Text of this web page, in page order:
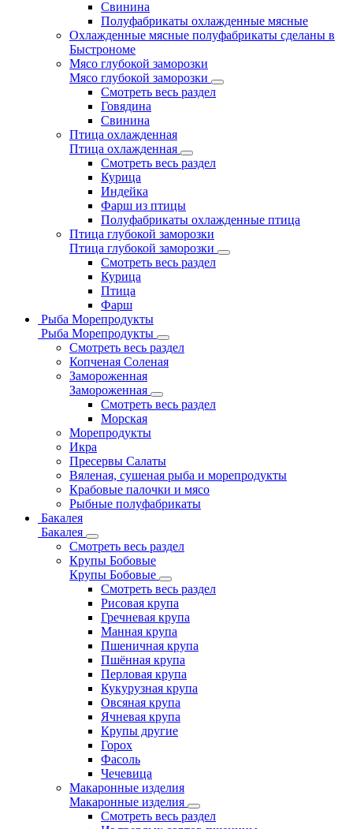
Свинина
Полуфабрикаты охлажденные мясные
Охлажденные мясные полуфабрикаты сделаны в
Быстрономе
Мясо глубокой заморозки
Мясо глубокой заморозки
Смотреть весь раздел
Говядина
Свинина
Птица охлажденная
Птица охлажденная
Смотреть весь раздел
Курица
Индейка
Фарш из птицы
Полуфабрикаты охлажденные птица
Птица глубокой заморозки
Птица глубокой заморозки
Смотреть весь раздел
Курица
Птица
Фарш
Рыба Морепродукты
Рыба Морепродукты
Смотреть весь раздел
Копченая Соленая
Замороженная
Замороженная
Смотреть весь раздел
Морская
Морепродукты
Икра
Пресервы Салаты
Вяленая, сушеная рыба и морепродукты
Крабовые палочки и мясо
Рыбные полуфабрикаты
Бакалея
Бакалея
Смотреть весь раздел
Крупы Бобовые
Крупы Бобовые
Смотреть весь раздел
Рисовая крупа
Гречневая крупа
Манная крупа
Пшеничная крупа
Пшённая крупа
Перловая крупа
Кукурузная крупа
Овсяная крупа
Ячневая крупа
Крупы другие
Горох
Фасоль
Чечевица
Макаронные изделия
Макаронные изделия
Смотреть весь раздел